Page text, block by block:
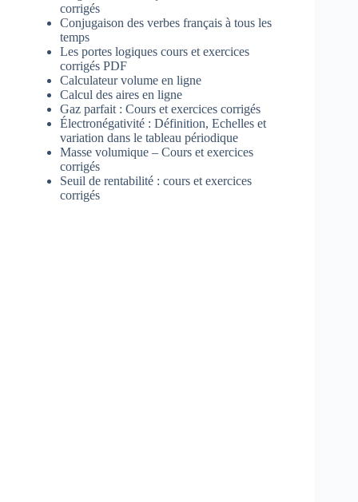
corrigés
Conjugaison des verbes français à tous les
temps
Les portes logiques cours et exercices
corrigés PDF
Calculateur volume en ligne
Calcul des aires en ligne
Gaz parfait : Cours et exercices corrigés
Électronégativité : Définition, Echelles et
variation dans le tableau périodique
Masse volumique – Cours et exercices
corrigés
Seuil de rentabilité : cours et exercices
corrigés